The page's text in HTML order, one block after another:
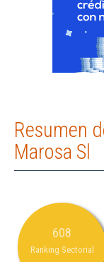
Resumen
Marosa Sl
608
Ranking Sectorial